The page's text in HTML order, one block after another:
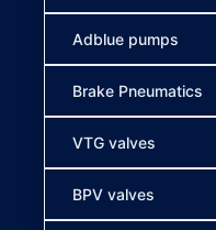
Adblue pumps
Brake Pneumatics
VTG valves
BPV valves